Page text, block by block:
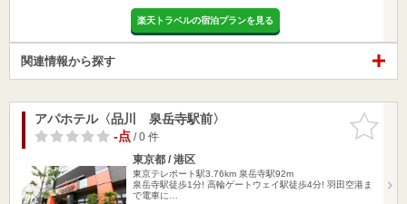
楽天トラベルの宿泊プランを見る
関連情報から探す
お気に入
りに追加
アパホテル〈品川 泉岳寺駅前〉
-点/ 0 件
東京都 / 港区
東京テレポート駅3.76km 泉岳寺駅92m
泉岳寺駅徒歩1分! 高輪ゲートウェイ駅徒歩4分! 羽田空港ま
で電車に…